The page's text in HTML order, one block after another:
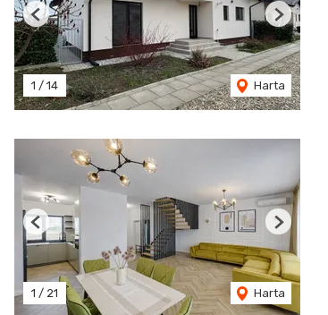
1 / 14 Harta
Previous Next
1 / 21 Harta
Previous Next